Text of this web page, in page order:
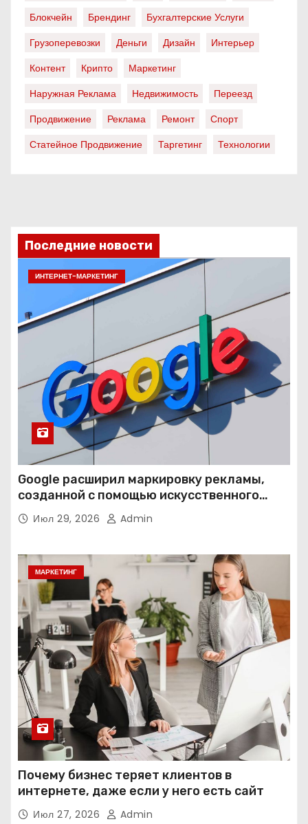
Блокчейн
Брендинг
Бухгалтерские Услуги
Грузоперевозки
Деньги Дизайн
Интерьер
Контент
Крипто
Маркетинг
Наружная Реклама
Недвижимость
Переезд
Продвижение
Реклама Ремонт
Спорт
Статейное Продвижение
Таргетинг Технологии
Последние новости
ИНТЕРНЕТ-МАРКЕТИНГ
Google расширил маркировку рекламы,
созданной с помощью искусственного
интеллекта
Июл 29, 2026 Admin
МАРКЕТИНГ
Почему бизнес теряет клиентов в
интернете, даже если у него есть сайт
Июл 27, 2026 Admin